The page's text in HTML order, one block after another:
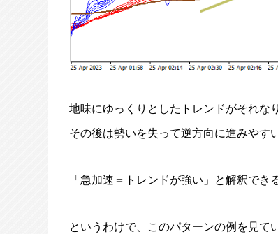
地味にゆっくりとしたトレンドがそれな
その後は勢いを失って逆方向に進みやす
「急加速＝トレンドが強い」と解釈でき
というわけで、このパターンの例を見て